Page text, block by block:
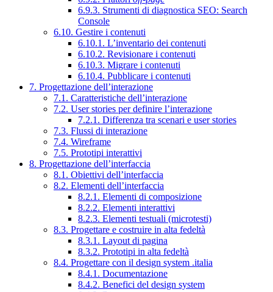
6.9.3. Strumenti di diagnostica SEO: Search
Console
6.10. Gestire i contenuti
6.10.1. L’inventario dei contenuti
6.10.2. Revisionare i contenuti
6.10.3. Migrare i contenuti
6.10.4. Pubblicare i contenuti
7. Progettazione dell’interazione
7.1. Caratteristiche dell’interazione
7.2. User stories per definire l’interazione
7.2.1. Differenza tra scenari e user stories
7.3. Flussi di interazione
7.4. Wireframe
7.5. Prototipi interattivi
8. Progettazione dell’interfaccia
8.1. Obiettivi dell’interfaccia
8.2. Elementi dell’interfaccia
8.2.1. Elementi di composizione
8.2.2. Elementi interattivi
8.2.3. Elementi testuali (microtesti)
8.3. Progettare e costruire in alta fedeltà
8.3.1. Layout di pagina
8.3.2. Prototipi in alta fedeltà
8.4. Progettare con il design system .italia
8.4.1. Documentazione
8.4.2. Benefici del design system